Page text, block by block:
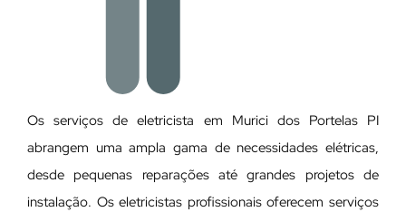
Os serviços de eletricista em Murici dos Portelas PI
abrangem uma ampla gama de necessidades elétricas,
desde pequenas reparações até grandes projetos de
instalação. Os eletricistas profissionais oferecem serviços